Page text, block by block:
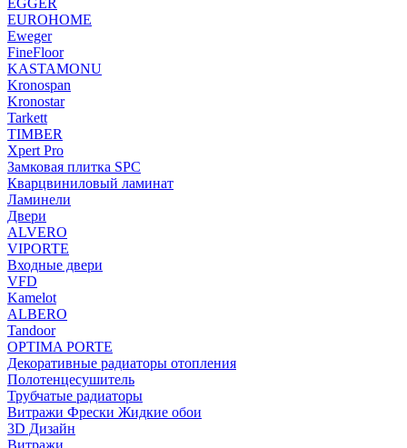
EUROHOME
Eweger
FineFloor
KASTAMONU
Kronospan
Kronostar
Tarkett
TIMBER
Xpert Pro
Замковая плитка SPC
Кварцвиниловый ламинат
Ламинели
Двери
ALVERO
VIPORTE
Входные двери
VFD
Kamelot
ALBERO
Tandoor
OPTIMA PORTE
Декоративные радиаторы отопления
Полотенцесушитель
Трубчатые радиаторы
Витражи Фрески Жидкие обои
3D Дизайн
Витражи